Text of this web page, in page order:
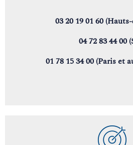
03 20 19 01 60
04 72 83 44 00
01 78 15 34 00 (Paris et